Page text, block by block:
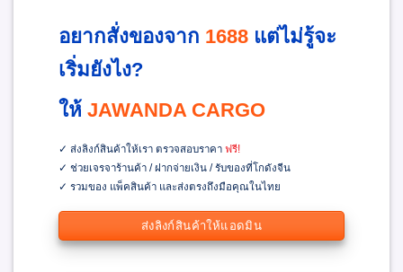
อยากสั่งของจาก 1688 แต่ไม่รู้จะ
เริ่มยังไง?
ให้ JAWANDA CARGO
✓ ส่งลิงก์สินค้าให้เรา ตรวจสอบราคาฟรี!
✓ ช่วยเจรจาร้านค้า / ฝากจ่ายเงิน / รับของที่โกดังจีน
✓ รวมของ แพ็คสินค้า และส่งตรงถึงมือคุณในไทย
ส่งลิงก์สินค้าให้แอดมิน